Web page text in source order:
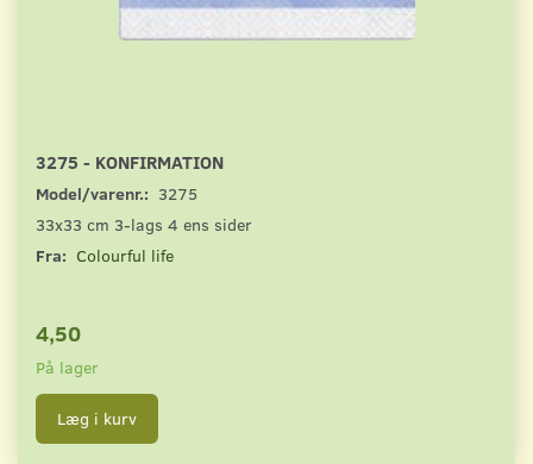
3275 - KONFIRMATION
Model/varenr.: 3275
33x33 cm 3-lags 4 ens sider
Fra: Colourful life
4,50
På lager
Læg i kurv